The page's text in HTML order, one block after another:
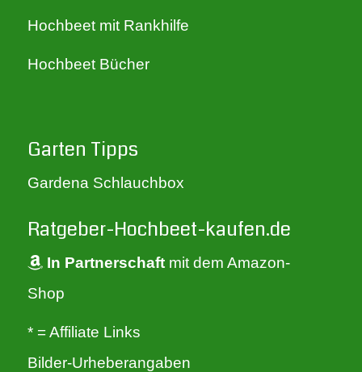
Hochbeet mit Rankhilfe
Hochbeet Bücher
Garten Tipps
Gardena Schlauchbox
Ratgeber-Hochbeet-kaufen.de
In Partnerschaft mit dem Amazon-
Shop
* = Affiliate Links
Bilder-Urheberangaben